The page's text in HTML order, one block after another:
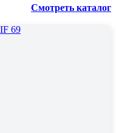
Смотреть каталог